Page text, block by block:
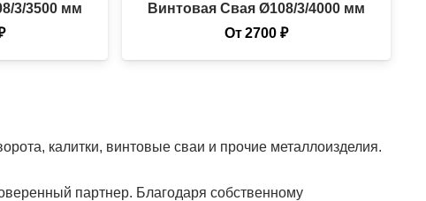
3/3500 мм
Винтовая Свая Ø108/3/4000 мм
От2700₽
калитки, винтовые сваи и прочие металлоизделия.
партнер. Благодаря собственному